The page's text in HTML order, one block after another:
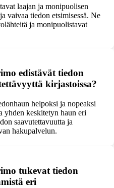
laajan ja monipuolisen
vaivaa tiedon etsimisessä. Ne
ja monipuolistavat
edistävät tiedon
kirjastoissa?
helpoksi ja nopeaksi
yhden keskitetyn haun eri
saavutettavuutta ja
hakupalvelun.
tukevat tiedon
eri